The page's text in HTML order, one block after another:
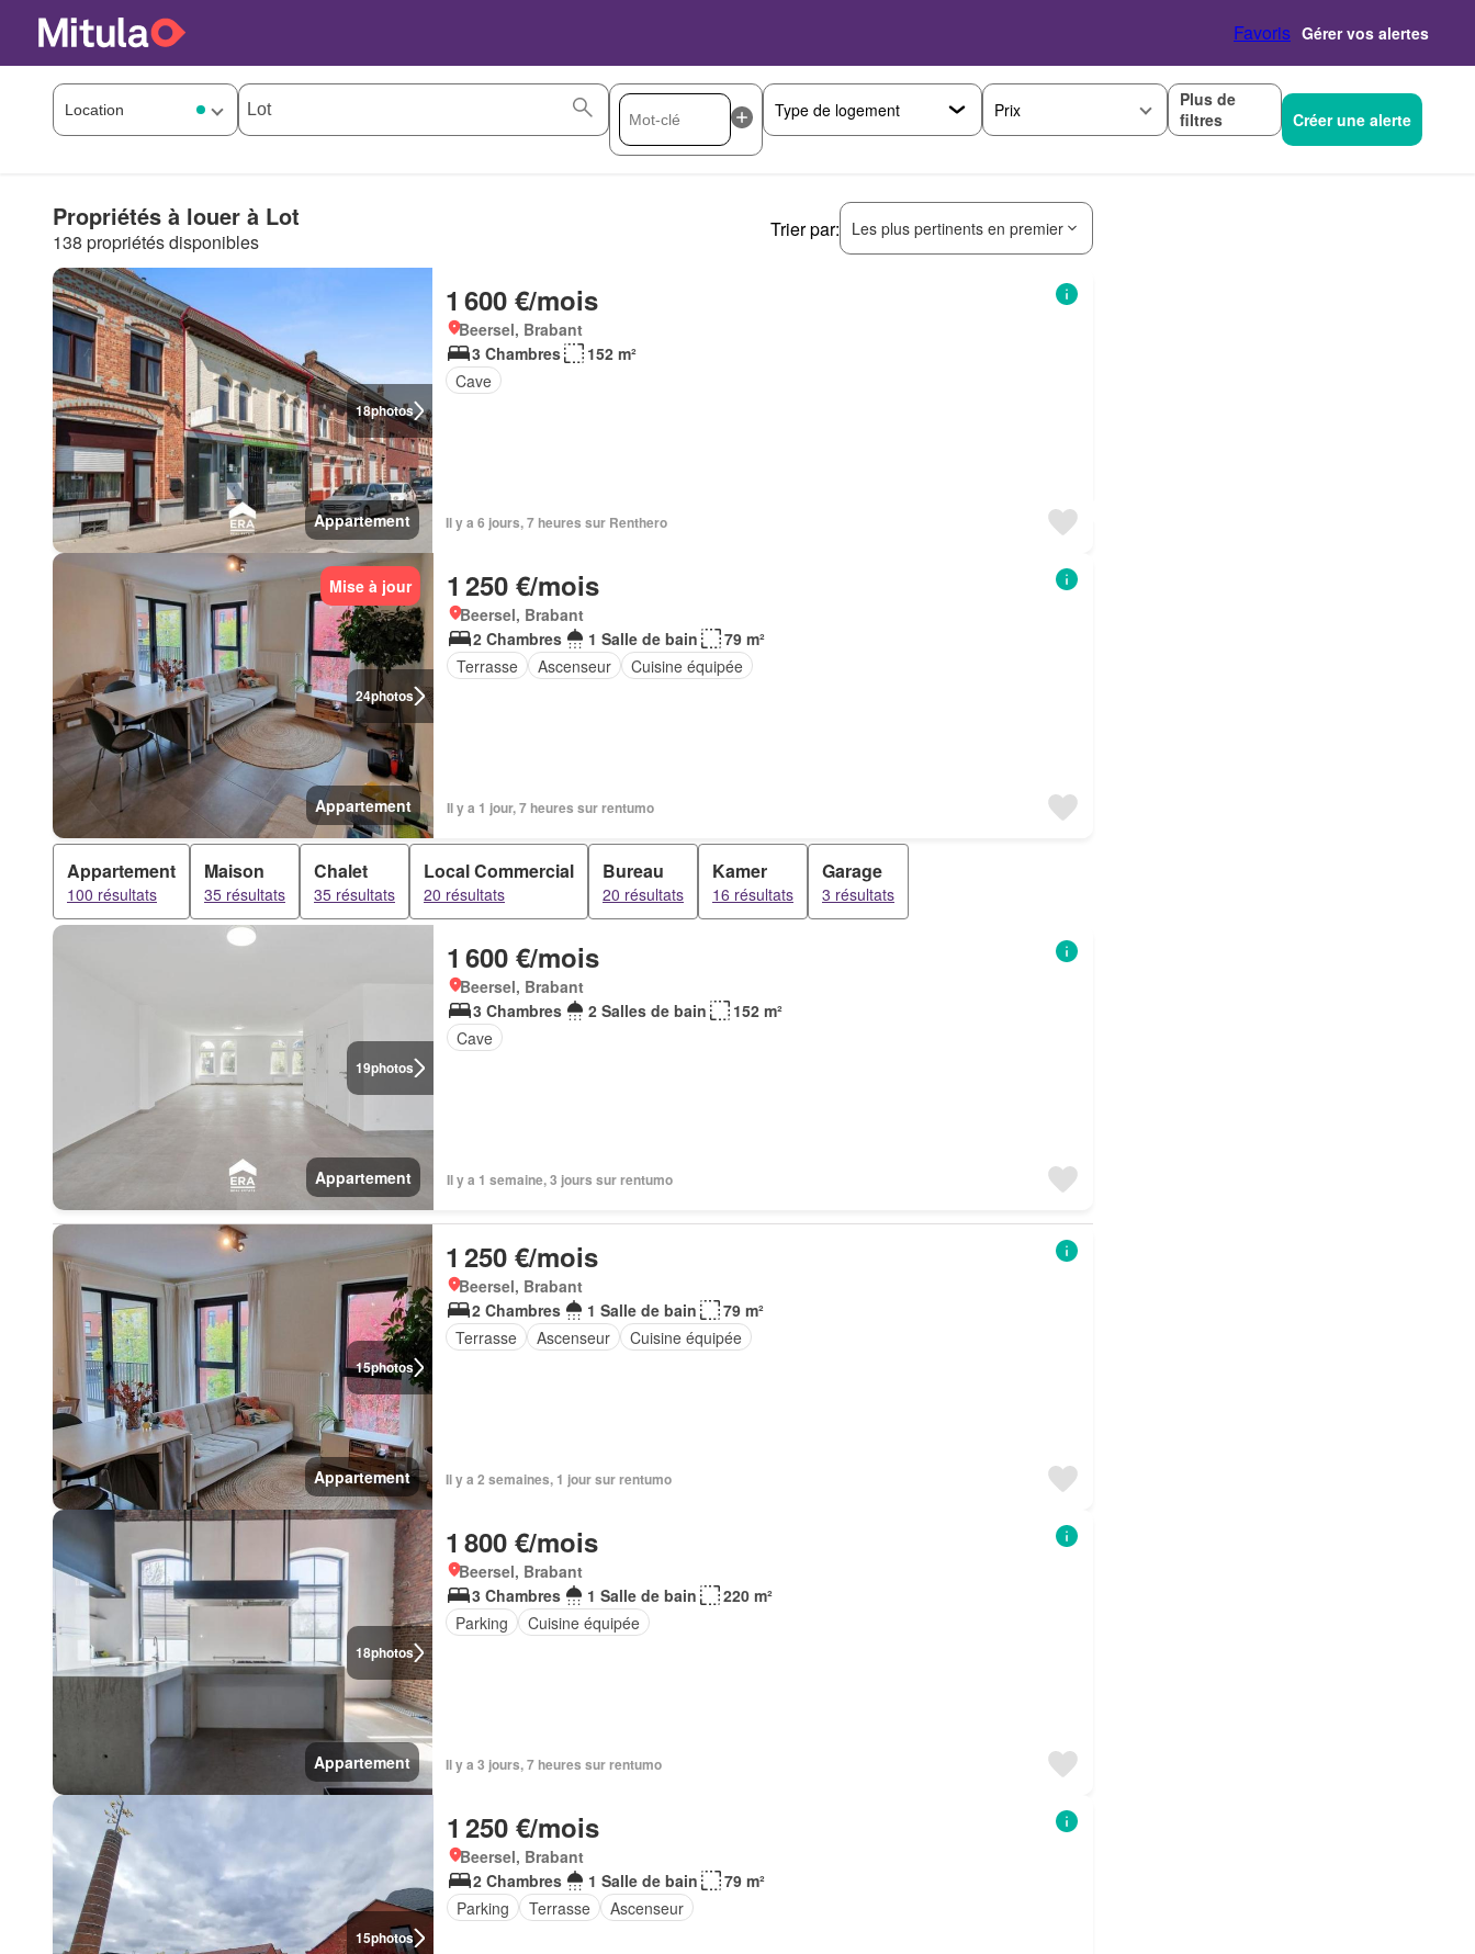
Favoris Gérer vos alertes
Prix
Plus de
filtres
Créer une alerte
Propriétés à louer à Lot
138 propriétés disponibles
Trier par: Les plus pertinents en premier
18photos
Appartement
1 600 €/mois
Beersel, Brabant
3 Chambres
152 m²
Cave
Il y a 6 jours, 7 heures sur Renthero
24photos
Mise à jour
Appartement
1 250 €/mois
Beersel, Brabant
2 Chambres
1 Salle de bain
79 m²
Terrasse
Ascenseur Cuisine équipée
Il y a 1 jour, 7 heures sur rentumo
Appartement
100 résultats
Maison
35 résultats
Chalet
35 résultats
Local Commercial
20 résultats
Bureau
20 résultats
Kamer
16 résultats
Garage
3 résultats
19photos
Appartement
1 600 €/mois
Beersel, Brabant
3 Chambres
2 Salles de bain
152 m²
Cave
Il y a 1 semaine, 3 jours sur rentumo
15photos
Appartement
1 250 €/mois
Beersel, Brabant
2 Chambres
1 Salle de bain
79 m²
Terrasse
Ascenseur Cuisine équipée
Il y a 2 semaines, 1 jour sur rentumo
18photos
Appartement
1 800 €/mois
Beersel, Brabant
3 Chambres
1 Salle de bain
220 m²
Parking
Cuisine équipée
Il y a 3 jours, 7 heures sur rentumo
15photos
1 250 €/mois
Beersel, Brabant
2 Chambres
1 Salle de bain
79 m²
Parking
Terrasse Ascenseur